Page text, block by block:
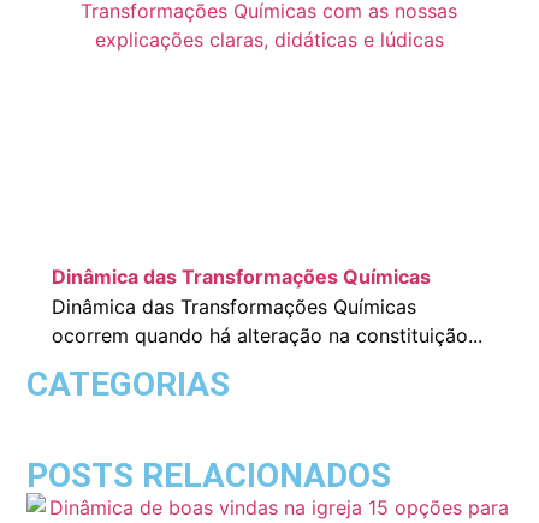
Dinâmica das Transformações Químicas
Dinâmica das Transformações Químicas
ocorrem quando há alteração na constituição...
CATEGORIAS
POSTS RELACIONADOS